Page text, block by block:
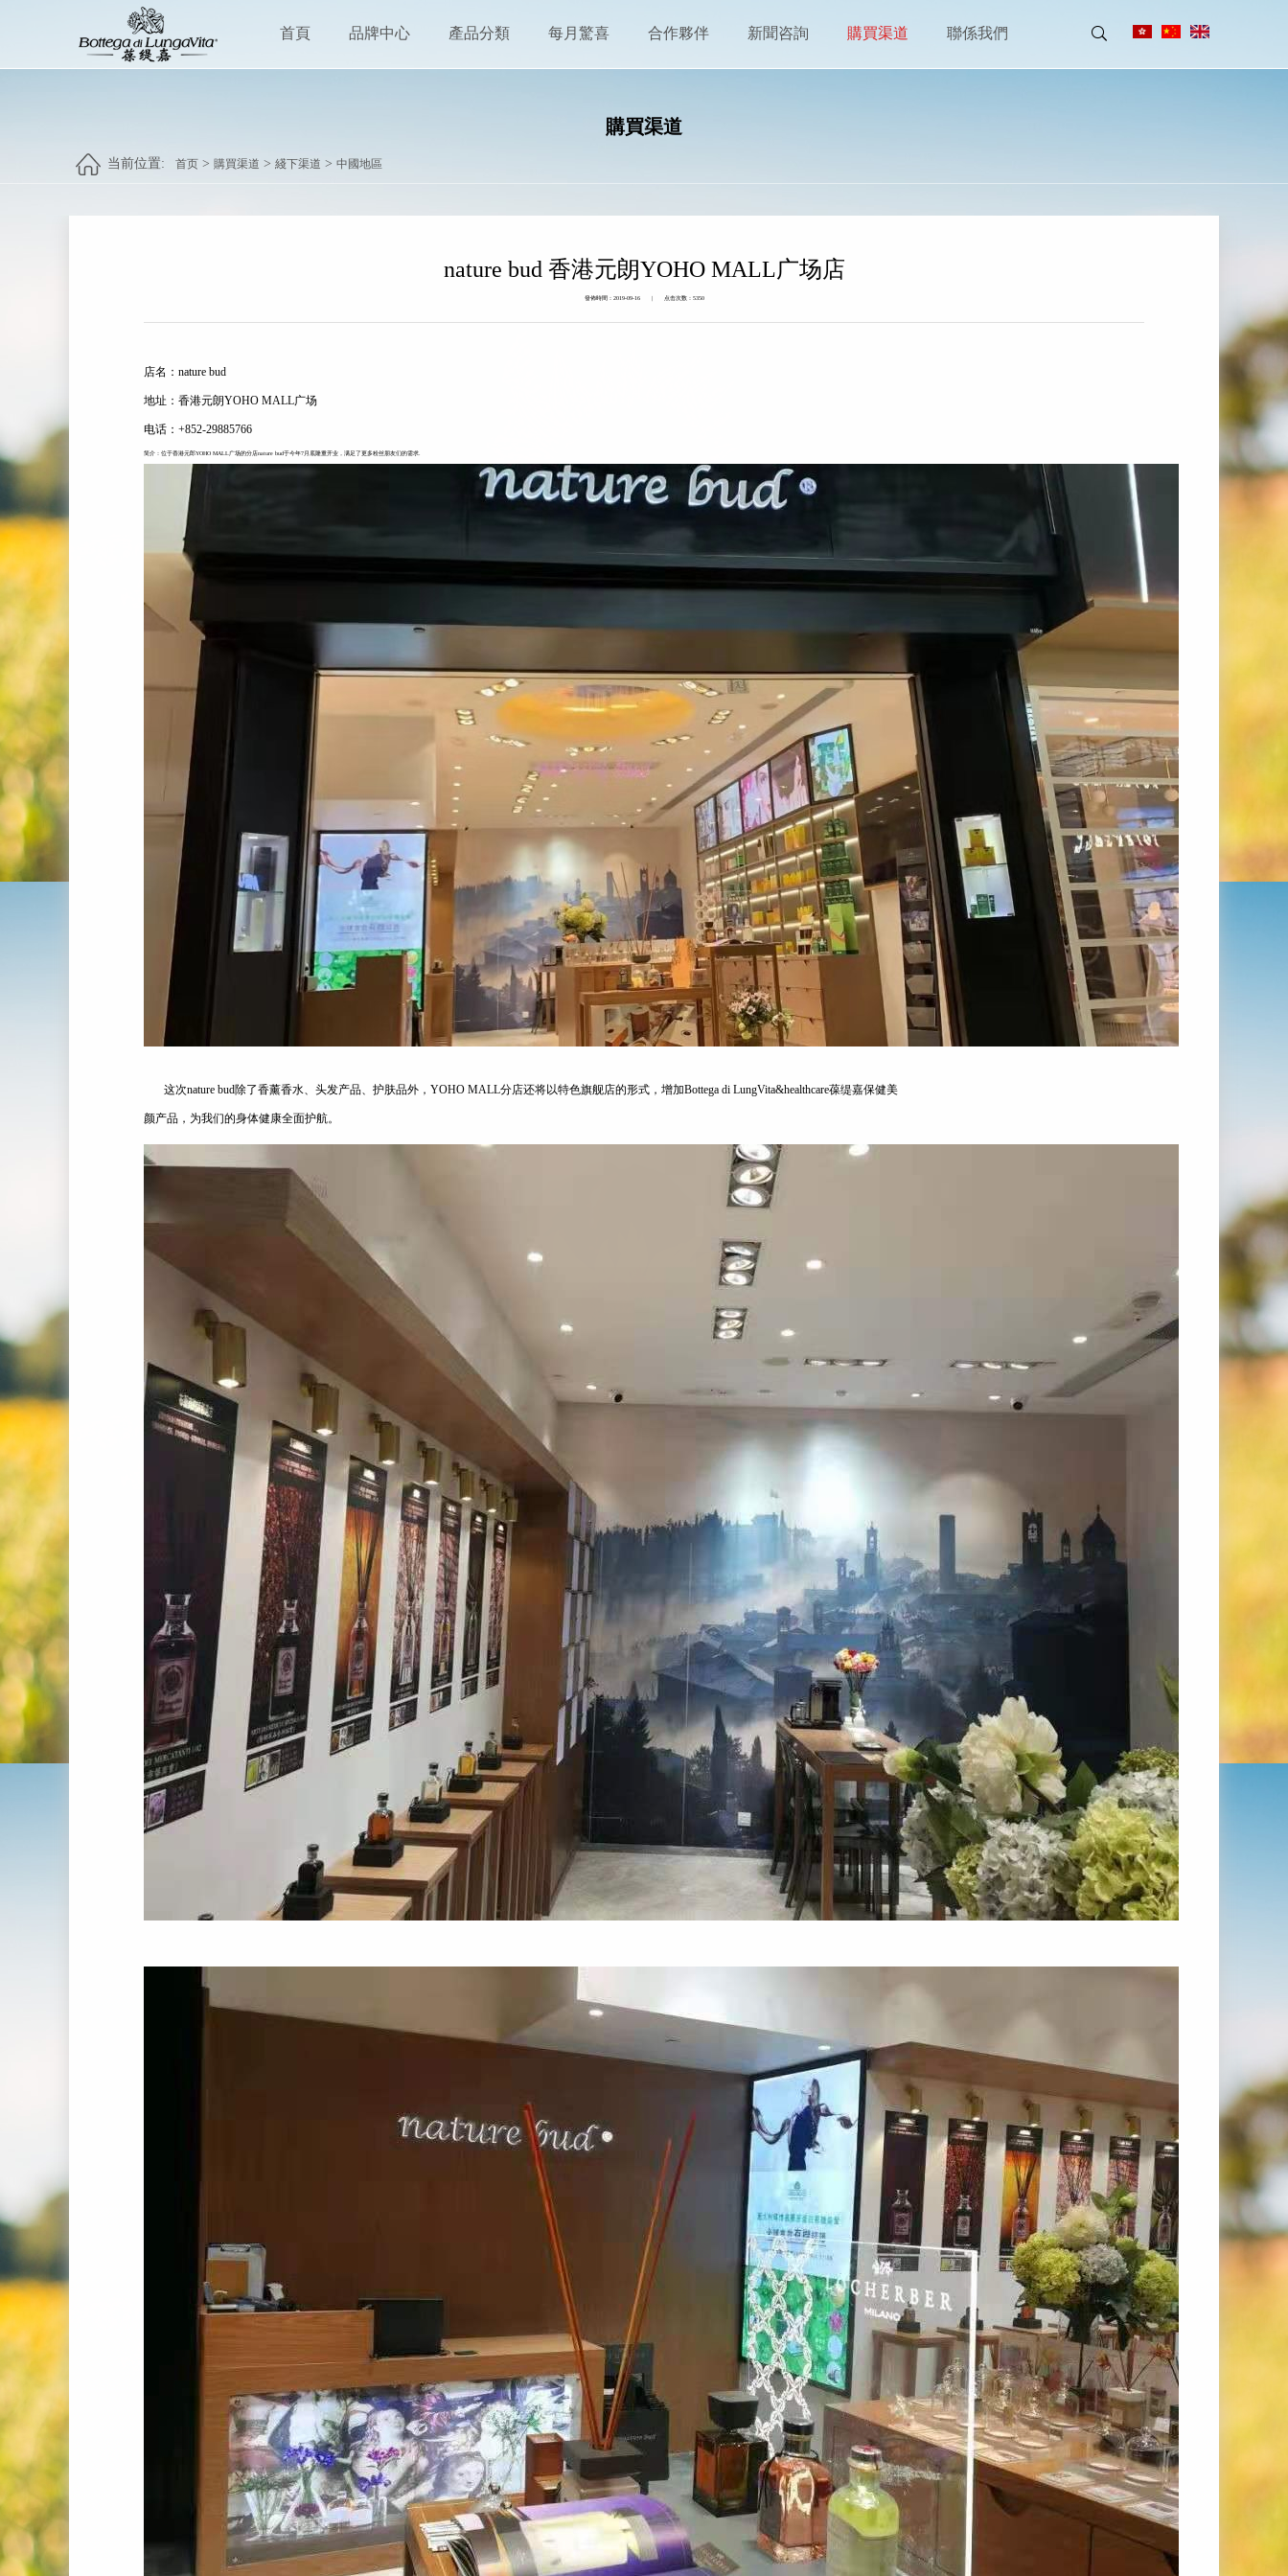
首頁 品牌中心 產品分類 每月驚喜 合作夥伴 新聞咨詢 購買渠道 聯係我們
購買渠道
当前位置: 首页 > 購買渠道 > 綫下渠道 > 中國地區
nature bud 香港元朗YOHO MALL广场店
發佈時間：2019-09-16 | 点击次数：5350
店名：nature bud
地址：香港元朗YOHO MALL广场
电话：+852-29885766
简介：位于香港元郎YOHO MALL广场的分店nature bud于今年7月底隆重开业，满足了更多粉丝朋友们的需求.
这次nature bud除了香薰香水、头发产品、护肤品外，YOHO MALL分店还将以特色旗舰店的形式，增加Bottega di LungVita&healthcare葆缇嘉保健美
颜产品，为我们的身体健康全面护航。